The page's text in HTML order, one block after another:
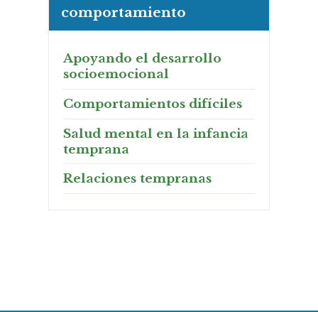
comportamiento
Apoyando el desarrollo
socioemocional
Comportamientos difíciles
Salud mental en la infancia
temprana
Relaciones tempranas